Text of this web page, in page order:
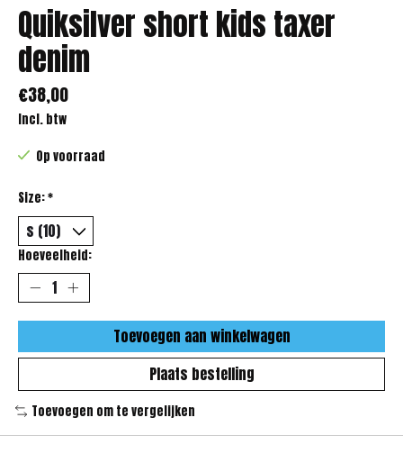
Quiksilver short kids taxer
denim
€38,00
Incl. btw
Op voorraad
Size:*
Hoeveelheid:
Toevoegen aan winkelwagen
Plaats bestelling
Toevoegen om te vergelijken